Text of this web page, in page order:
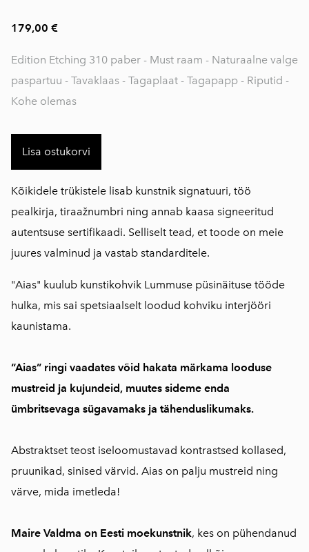
179,00 €
Edition Etching 310 paber - Must raam - Naturaalne valge
paspartuu - Tavaklaas - Tagaplaat - Tagapapp - Riputid -
Kohe olemas
Lisa ostukorvi
Kõikidele trükistele lisab kunstnik signatuuri, töö
pealkirja, tiraažnumbri ning annab kaasa signeeritud
autentsuse sertifikaadi. Selliselt tead, et toode on meie
juures valminud ja vastab standarditele.
"Aias" kuulub kunstikohvik Lummuse püsinäituse tööde
hulka, mis sai spetsiaalselt loodud kohviku interjööri
kaunistama.
“Aias” ringi vaadates võid hakata märkama looduse
mustreid ja kujundeid, muutes sideme enda
ümbritsevaga sügavamaks ja tähenduslikumaks.
Abstraktset teost iseloomustavad kontrastsed kollased,
pruunikad, sinised värvid. Aias on palju mustreid ning
värve, mida imetleda!
Maire Valdma on Eesti moekunstnik, kes on pühendanud